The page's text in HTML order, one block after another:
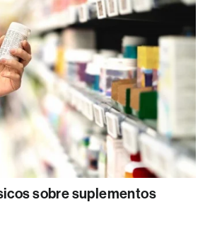
sobre suplementos